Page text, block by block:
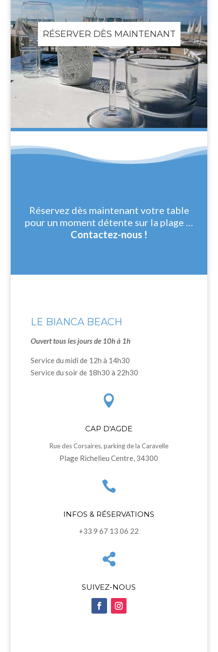
RÉSERVER DÈS MAINTENANT
Réservez dès maintenant votre table
pour un moment détente sur la plage …
Contactez-nous !
LE BIANCA BEACH
Ouvert tous les jours de 10h à 1h
Service du midi de 12h à 14h30
Service du soir de 18h30 à 22h30

CAP D'AGDE
Rue des Corsaires, parking de la Caravelle
Plage Richelieu Centre, 34300

INFOS & RÉSERVATIONS
+33 9 67 13 06 22

SUIVEZ-NOUS